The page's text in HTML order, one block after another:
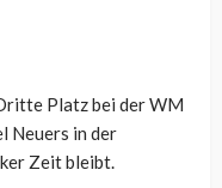
Platz bei der WM
Neuers in der
Zeit bleibt.